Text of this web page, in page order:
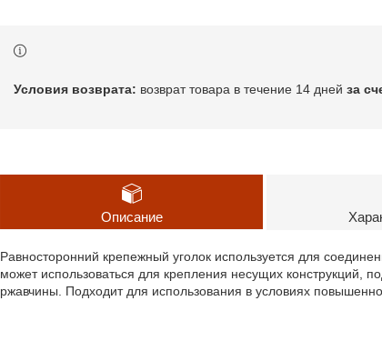
возврат товара в течение 14 дней за
Описание
Равносторонний крепежный уголок используется для
может использоваться для крепления несущих
ржавчины. Подходит для использования в условиях